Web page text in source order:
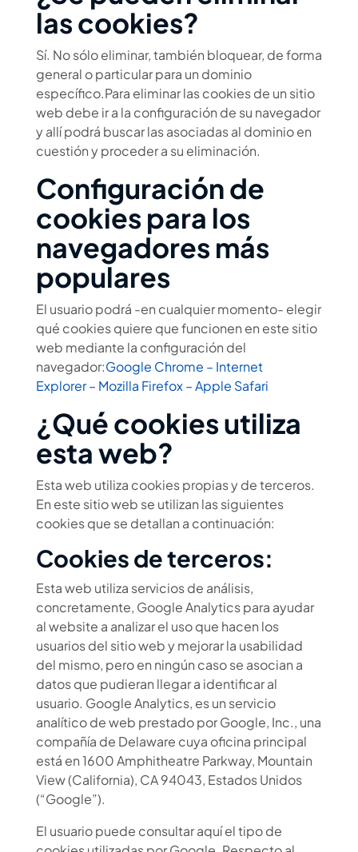
las cookies?
Sí. No sólo eliminar, también bloquear, de forma
general o particular para un dominio
específico.Para eliminar las cookies de un sitio
web debe ir a la configuración de su navegador
y allí podrá buscar las asociadas al dominio en
cuestión y proceder a su eliminación.
Configuración de
cookies para los
navegadores más
populares
El usuario podrá -en cualquier momento- elegir
qué cookies quiere que funcionen en este sitio
web mediante la configuración del
navegador:Google Chrome – Internet
Explorer – Mozilla Firefox – Apple Safari
¿Qué cookies utiliza
esta web?
Esta web utiliza cookies propias y de terceros.
En este sitio web se utilizan las siguientes
cookies que se detallan a continuación:
Cookies de terceros:
Esta web utiliza servicios de análisis,
concretamente, Google Analytics para ayudar
al website a analizar el uso que hacen los
usuarios del sitio web y mejorar la usabilidad
del mismo, pero en ningún caso se asocian a
datos que pudieran llegar a identificar al
usuario. Google Analytics, es un servicio
analítico de web prestado por Google, Inc., una
compañía de Delaware cuya oficina principal
está en 1600 Amphitheatre Parkway, Mountain
View (California), CA 94043, Estados Unidos
(“Google”).
El usuario puede consultar aquí el tipo de